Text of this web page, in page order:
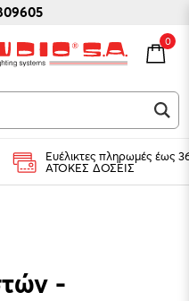
0
Ευέλικτες πληρωμές έως
ΑΤΟΚΕΣ ΔΟΣΕΙΣ
-